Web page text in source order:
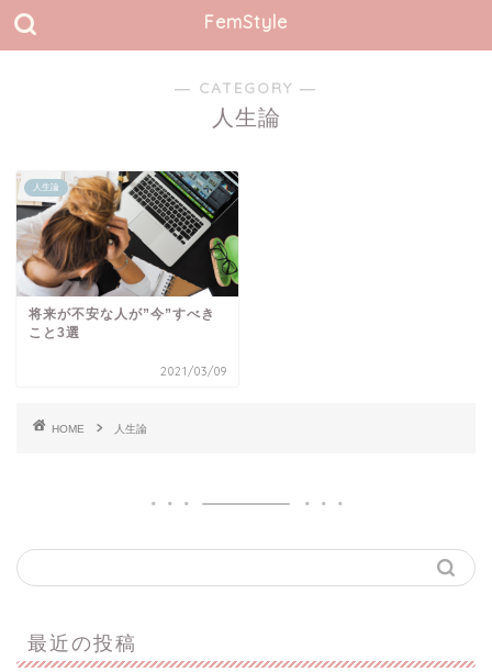
FemStyle
― CATEGORY ―
人生論
人生論
将来が不安な人が”今”すべき
こと3選
2021/03/09
HOME 人生論
最近の投稿